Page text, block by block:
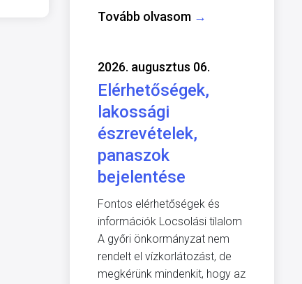
Tovább olvasom →
2026. augusztus 06.
Elérhetőségek,
lakossági
észrevételek,
panaszok
bejelentése
Fontos elérhetőségek és
információk Locsolási tilalom
A győri önkormányzat nem
rendelt el vízkorlátozást, de
megkérünk mindenkit, hogy az